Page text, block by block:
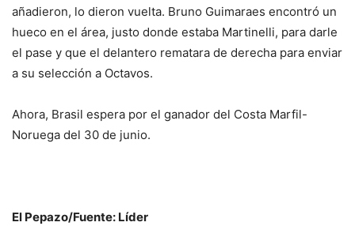
añadieron, lo dieron vuelta. Bruno Guimaraes encontró un
hueco en el área, justo donde estaba Martinelli, para darle
el pase y que el delantero rematara de derecha para enviar
a su selección a Octavos.
Ahora, Brasil espera por el ganador del Costa Marfil-
Noruega del 30 de junio.
El Pepazo/Fuente: Líder